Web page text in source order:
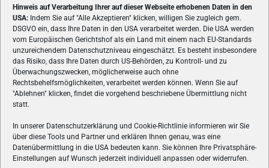
Hinweis auf Verarbeitung Ihrer auf dieser Webseite erhobenen Daten in den
USA: Indem Sie auf "Alle Akzeptieren" klicken, willigen Sie zugleich gem.
DSGVO ein, dass Ihre Daten in den USA verarbeitet werden. Die USA werden
vom Europäischen Gerichtshof als ein Land mit einem nach EU-Standards
unzureichendem Datenschutzniveau eingeschätzt. Es besteht insbesondere
das Risiko, dass Ihre Daten durch US-Behörden, zu Kontroll- und zu
Überwachungszwecken, möglicherweise auch ohne
Rechtsbehelfsmöglichkeiten, verarbeitet werden können. Wenn Sie auf
"Ablehnen" klicken, findet die vorgehend beschriebene Übermittlung nicht
statt.
In unserer Datenschutzerklärung und Cookie-Richtlinie informieren wir Sie
über diese Tools und Partner und erklären Ihnen genau, was eine
Datenübermittlung in die USA bedeuten kann. Sie können Ihre Privatsphäre-
Einstellungen auf Wunsch jederzeit individuell anpassen oder widerrufen.
ÜBER UNS
VON GAMERN, FÜR GAMER! Gamers.at ist das älteste Online-
Spielemagazin Österreichs und bringt täglich aktuelle News,
Reviews und Videos zu PC- und Konsolenspielen, Gaming-
Hardware und aus der Welt des e-Sport's.
FOLGE UNS